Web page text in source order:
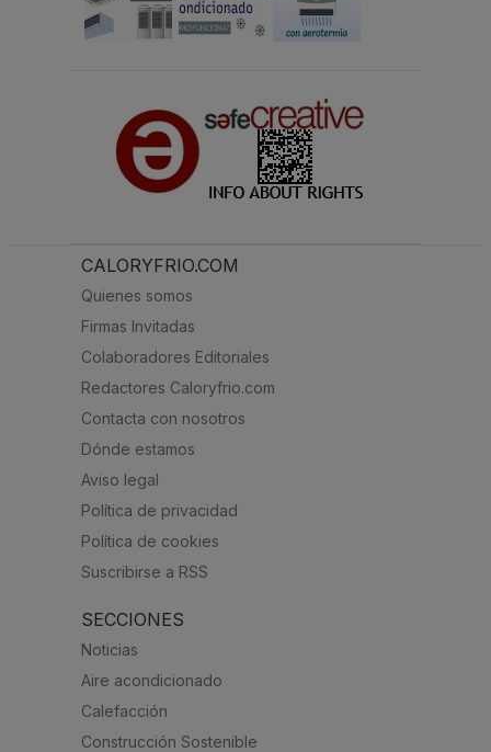
CALORYFRIO.COM
Quienes somos
Firmas Invitadas
Colaboradores Editoriales
Redactores Caloryfrio.com
Contacta con nosotros
Dónde estamos
Aviso legal
Política de privacidad
Política de cookies
Suscribirse a RSS
SECCIONES
Noticias
Aire acondicionado
Calefacción
Construcción Sostenible